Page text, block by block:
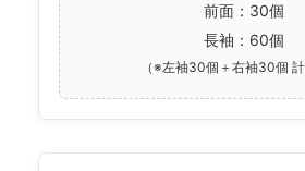
前面：30個
長袖：60個
（※左袖30個＋右袖30個 計